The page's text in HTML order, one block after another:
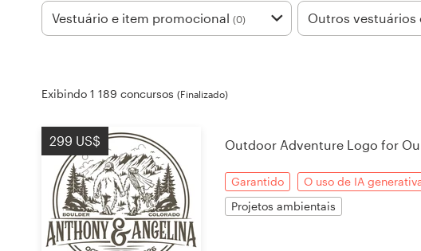
Vestuário e item promocional (0) Outros
Exibindo 1 189 concursos (Finalizado)
299 US$ Outdoor Adventure Logo for
Garantido O uso de IA
Projetos ambientais
Design de logotipos
Design de site
Manual de identidade da marca
Pesquisar todas as categorias